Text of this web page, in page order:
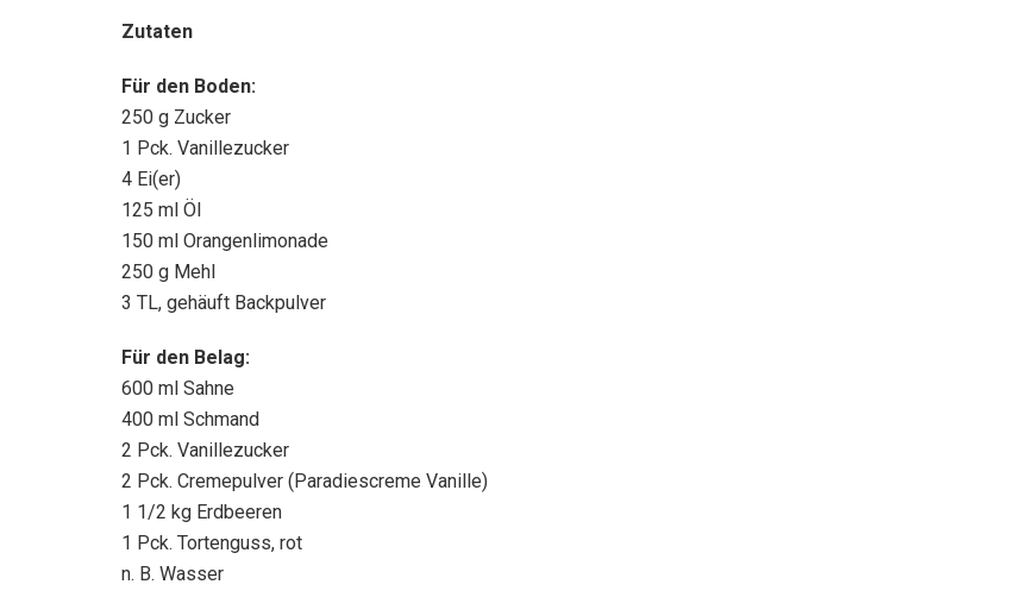
Zutaten
Für den Boden:
250 g Zucker
1 Pck. Vanillezucker
4 Ei(er)
125 ml Öl
150 ml Orangenlimonade
250 g Mehl
3 TL, gehäuft Backpulver
Für den Belag:
600 ml Sahne
400 ml Schmand
2 Pck. Vanillezucker
2 Pck. Cremepulver (Paradiescreme Vanille)
1 1/2 kg Erdbeeren
1 Pck. Tortenguss, rot
n. B. Wasser